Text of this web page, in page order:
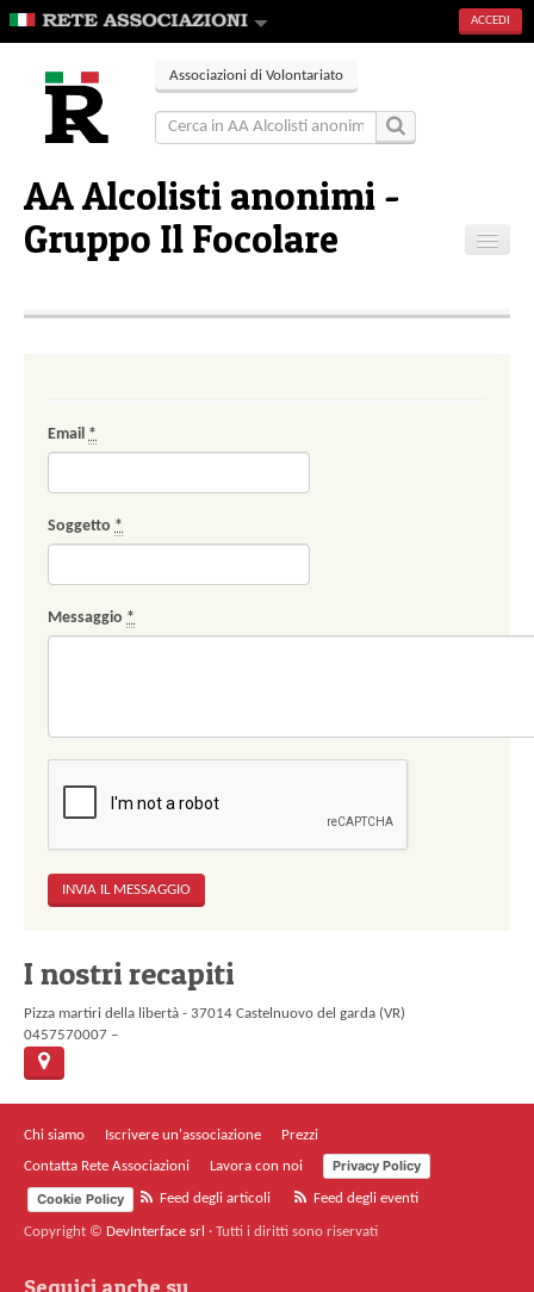
ACCEDI
Associazioni di Volontariato
AA Alcolisti anonimi -
Gruppo Il Focolare
Contatti
Email *
Soggetto *
Messaggio *
I nostri recapiti
Pizza martiri della libertà - 37014 Castelnuovo del garda (VR)
0457570007 –
Chi siamo Iscrivere un'associazione
Prezzi
Contatta Rete Associazioni
Lavora con noi
Privacy Policy
Cookie Policy
Feed degli articoli Feed degli eventi
Copyright © DevInterface srl · Tutti i diritti sono riservati
Seguici anche su